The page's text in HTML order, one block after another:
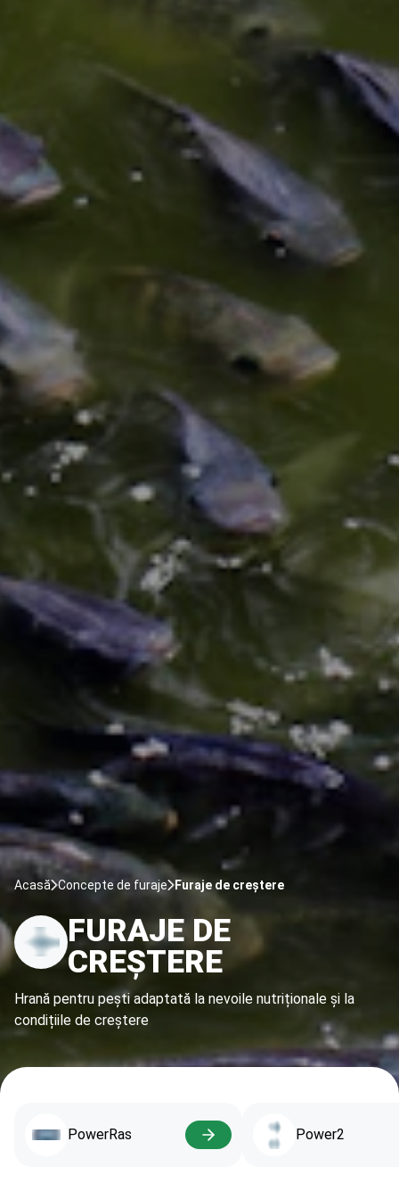
Acasă Concepte de furaje Furaje de creştere
FURAJE DE
CREŞTERE
Hrană pentru pești adaptată la nevoile nutriționale și la
condițiile de creștere
PowerRas Power2